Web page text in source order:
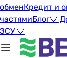
обменКредит и
частямиБлог💛
ЗСУ 💙